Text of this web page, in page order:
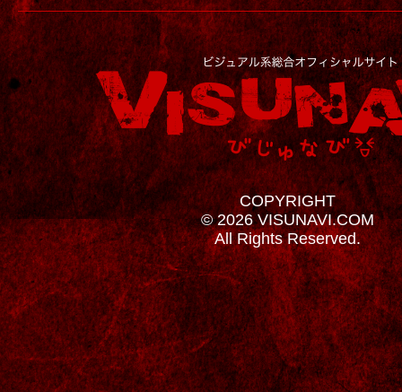
COPYRIGHT
© 2026 VISUNAVI.COM
All Rights Reserved.